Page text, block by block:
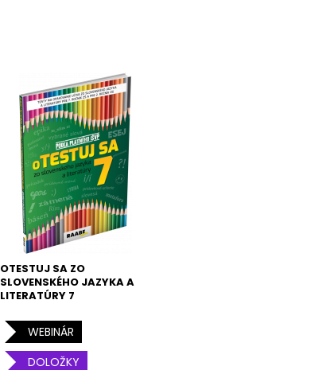
OTESTUJ SA ZO
SLOVENSKÉHO JAZYKA A
LITERATÚRY 7
WEBINÁR
DOLOŽKY